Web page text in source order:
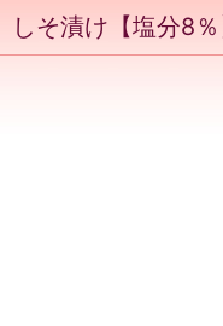
しそ漬け【塩分8